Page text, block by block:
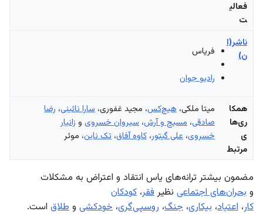
فعالی
ت
ناشر(ا
ن)
فریاس
رادیو جوان
همکا
ری‌ها
ی
مرتبط
میتا ملکی، هیچ‌کس ، مجید غفوری، سارا نائینی، رضا
صادقی، مسیح و آرش ، سیروان خسروی و زانیار
خسروی، علی گیتور، کاوه آفاق، تک ناین، موئر
مضمون بیشتر ترانه‌های یاس انتقاد و اعتراض به مشکلات
و بحران‌های اجتماعی نظیر فقر، کودکان
کار، اعتیاد، بیکاری، جنگ، روسپی‌گری، خودکشی و طلاق است.